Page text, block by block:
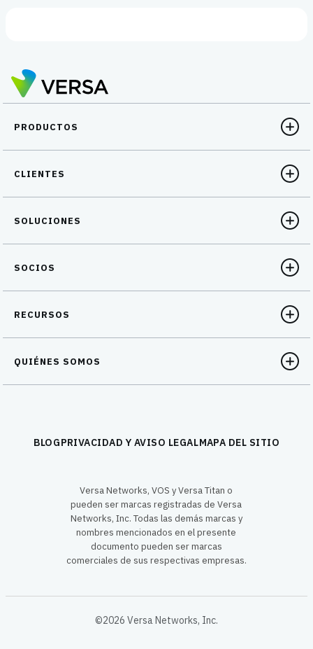
PRODUCTOS
CLIENTES
SOLUCIONES
SOCIOS
RECURSOS
QUIÉNES SOMOS
BLOGPRIVACIDAD Y AVISO LEGALMAPA DEL SITIO
Versa Networks, VOS y Versa Titan o
pueden ser marcas registradas de Versa
Networks, Inc. Todas las demás marcas y
nombres mencionados en el presente
documento pueden ser marcas
comerciales de sus respectivas empresas.
©2026 Versa Networks, Inc.